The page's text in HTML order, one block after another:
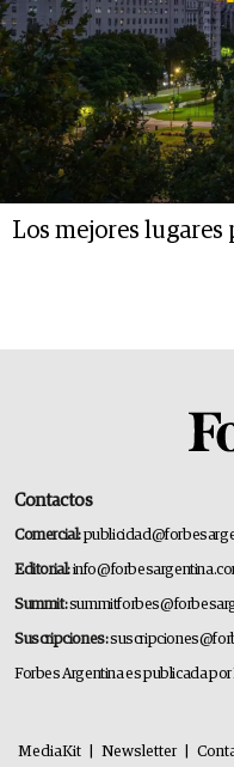
Los mejores lugares
Contactos
Comercial:
Editorial:
Summit:
Suscripciones:
Forbes Argentina es publicada por
MediaKit Newsletter